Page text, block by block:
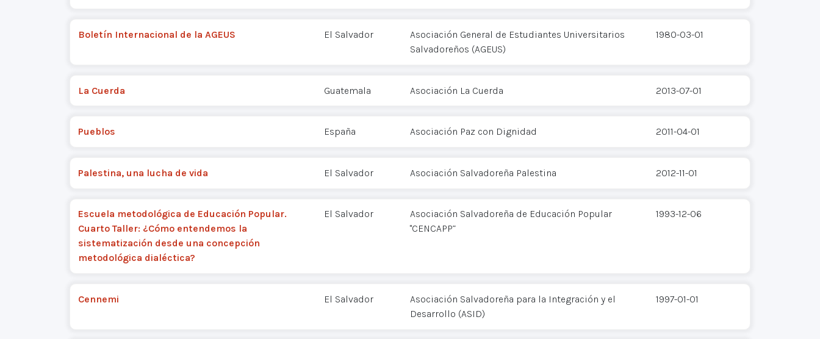
Boletín Internacional de la AGEUS El Salvador
Asociación General de Estudiantes Universitarios
Salvadoreños (AGEUS)
1980-03-01
La Cuerda Guatemala Asociación La Cuerda 2013-07-01
Pueblos España Asociación Paz con Dignidad 2011-04-01
Palestina, una lucha de vida El Salvador Asociación Salvadoreña Palestina 2012-11-01
Escuela metodológica de Educación Popular.
Cuarto Taller: ¿Cómo entendemos la
sistematización desde una concepción
metodológica dialéctica?
El Salvador
Asociación Salvadoreña de Educación Popular
"CENCAPP”
1993-12-06
Cennemi El Salvador
Asociación Salvadoreña para la Integración y el
Desarrollo (ASID)
1997-01-01